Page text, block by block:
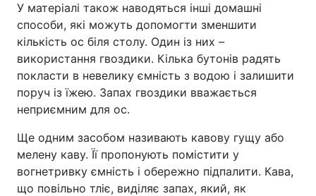
У матеріалі також наводяться інші домашні
способи, які можуть допомогти зменшити
кількість ос біля столу. Один із них –
використання гвоздики. Кілька бутонів радять
покласти в невелику ємність з водою і залишити
поруч із їжею. Запах гвоздики вважається
неприємним для ос.
Ще одним засобом називають кавову гущу або
мелену каву. Її пропонують помістити у
вогнетривку ємність і обережно підпалити. Кава,
що повільно тліє, виділяє запах, який, як